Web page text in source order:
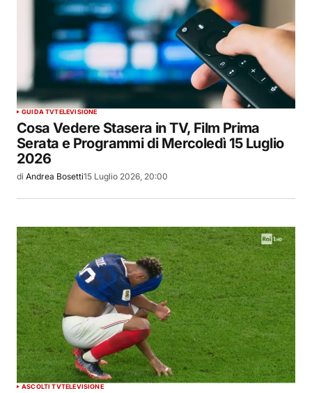
GUIDA TVTELEVISIONE
Cosa Vedere Stasera in TV, Film Prima
Serata e Programmi di Mercoledì 15 Luglio
2026
di Andrea Bosetti15 Luglio 2026, 20:00
ASCOLTI TVTELEVISIONE